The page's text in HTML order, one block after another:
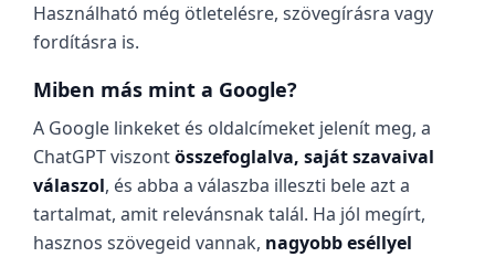
Használható még ötletelésre, szövegírásra vagy
fordításra is.
Miben más mint a Google?
A Google linkeket és oldalcímeket jelenít meg, a
ChatGPT viszontösszefoglalva, saját szavaival
válaszol, és abba a válaszba illeszti bele azt a
tartalmat, amit relevánsnak talál. Ha jól megírt,
hasznos szövegeid vannak, nagyobb eséllyel